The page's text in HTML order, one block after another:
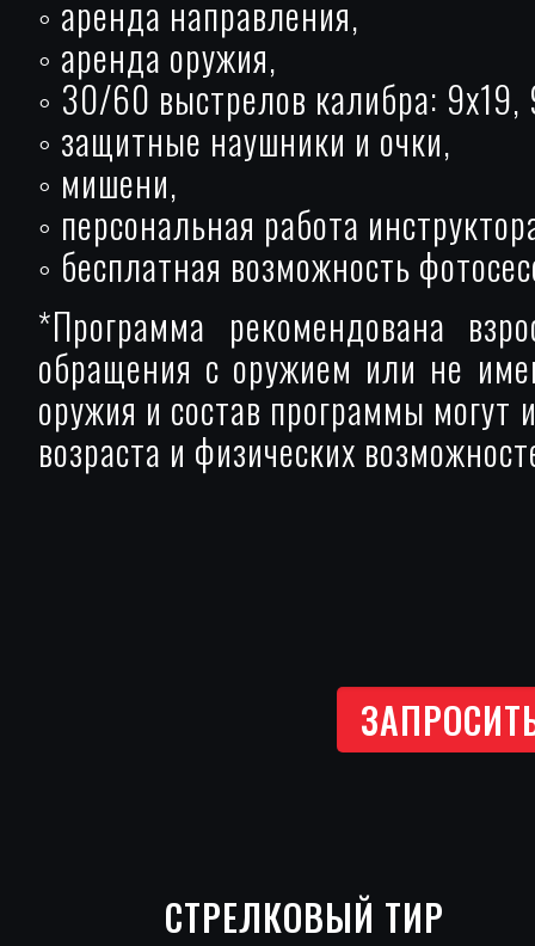
◦ аренда направления,
◦ аренда оружия,
◦ 30/60 выстрелов калибра:
◦ защитные наушники и очки,
◦ мишени,
◦ персональная работа
◦ бесплатная возможность
*Программа рекомендована
обращения с оружием или не
оружия и состав программы могут
возраста и физических
СТРЕЛКОВЫЙ ТИР